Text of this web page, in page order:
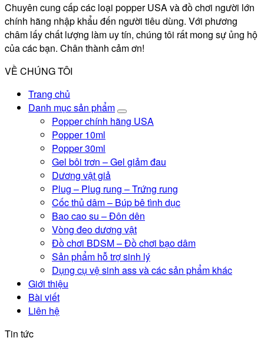
chọn
có
thể
được
chọn
trên
trang
sản
290.000 ₫.là:
250.000 ₫.
Chuyên cung cấp các loại popper USA và đồ chơi người lớn
chính hãng nhập khẩu đến người tiêu dùng. Với phương
châm lấy chất lượng làm uy tín, chúng tôi rất mong sự ủng hộ
của các bạn. Chân thành cảm ơn!
VỀ CHÚNG TÔI
Trang chủ
Danh mục sản phẩm
Popper chính hãng USA
Popper 10ml
Popper 30ml
Gel bôi trơn – Gel giảm đau
Dương vật giả
Plug – Plug rung – Trứng rung
Cốc thủ dâm – Búp bê tình dục
Bao cao su – Đôn dên
Vòng đeo dương vật
Đồ chơi BDSM – Đồ chơi bạo dâm
Sản phẩm hỗ trợ sinh lý
Dụng cụ vệ sinh ass và các sản phẩm khác
Giới thiệu
Bài viết
Liên hệ
Tin tức